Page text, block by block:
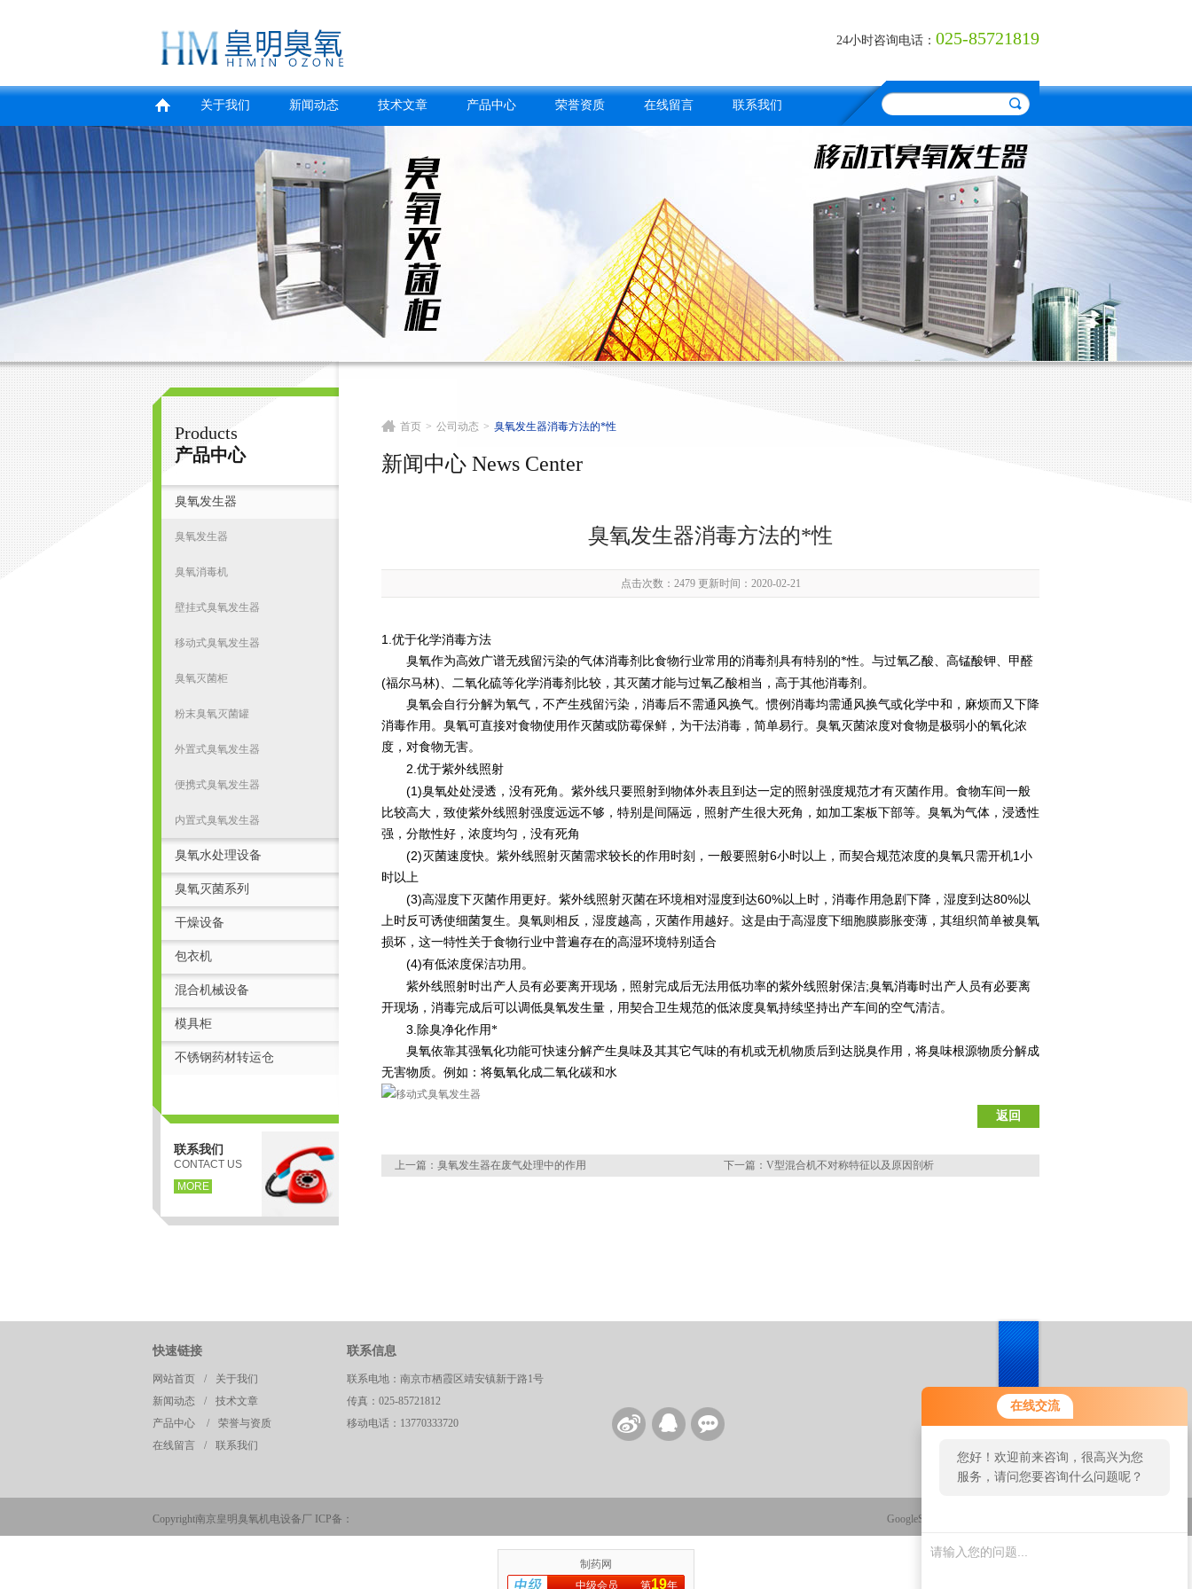
在线交流
您好！欢迎前来咨询，很高兴为您
服务，请问您要咨询什么问题呢？
南京皇明臭氧机电设备厂
24小时咨询电话： 025-85721819
页
关于我们 新闻动态 技术文章 产品中心 荣誉资质 在线留言 联系我们
Products
产品中心
臭氧发生器
臭氧发生器
臭氧消毒机
壁挂式臭氧发生器
移动式臭氧发生器
臭氧灭菌柜
粉末臭氧灭菌罐
外置式臭氧发生器
便携式臭氧发生器
内置式臭氧发生器
臭氧水处理设备
臭氧灭菌系列
干燥设备
包衣机
混合机械设备
模具柜
不锈钢药材转运仓
联系我们
CONTACT US
MORE
首页 > 公司动态 > 臭氧发生器消毒方法的*性
新闻中心 News Center
臭氧发生器消毒方法的*性
点击次数：2479 更新时间：2020-02-21
1. 优于化学消毒方法
臭氧作为高效广谱无残留污染的气体消毒剂比食物行业常用的消毒剂具有特别的*性。与过氧乙酸、高锰酸钾、甲醛
(福尔马林)、二氧化硫等化学消毒剂比较，其灭菌才能与过氧乙酸相当，高于其他消毒剂。
臭氧会自行分解为氧气，不产生残留污染，消毒后不需通风换气。惯例消毒均需通风换气或化学中和，麻烦而又下降
消毒作用。臭氧可直接对食物使用作灭菌或防霉保鲜，为干法消毒，简单易行。臭氧灭菌浓度对食物是极弱小的氧化浓
度，对食物无害。
2. 优于紫外线照射
(1)臭氧处处浸透，没有死角。紫外线只要照射到物体外表且到达一定的照射强度规范才有灭菌作用。食物车间一般
比较高大，致使紫外线照射强度远远不够，特别是间隔远，照射产生很大死角，如加工案板下部等。臭氧为气体，浸透性
强，分散性好，浓度均匀，没有死角
(2) 灭菌速度快。紫外线照射灭菌需求较长的作用时刻，一般要照射6小时以上，而契合规范浓度的臭氧只需开机1 小
时以上
(3)高湿度下灭菌作用更好。紫外线照射灭菌在环境相对湿度到达60%以上时，消毒作用急剧下降，湿度到达80%以
上时反可诱使细菌复生。臭氧则相反，湿度越高，灭菌作用越好。这是由于高湿度下细胞膜膨胀变薄，其组织简单被臭氧
损坏，这一特性关于食物行业中普遍存在的高湿环境特别适合
(4)有低浓度保洁功用。
紫外线照射时出产人员有必要离开现场，照射完成后无法用低功率的紫外线照射保洁;臭氧消毒时出产人员有必要离
开现场，消毒完成后可以调低臭氧发生量，用契合卫生规范的低浓度臭氧持续坚持出产车间的空气清洁。
3. 除臭净化作用*
臭氧依靠其强氧化功能可快速分解产生臭味及其其它气味的有机或无机物质后到达脱臭作用，将臭味根源物质分解成
无害物质。例如：将氨氧化成二氧化碳和水
返回
上一篇： 臭氧发生器在废气处理中的作用 下一篇： V型混合机不对称特征以及原因剖析
快速链接
网站首页 /
关于我们
新闻动态
/
技术文章
产品中心
/
荣誉与资质
在线留言
/ 联系我们
联系信息
联系电地：南京市栖霞区靖安镇新于路1号
传真：025-85721812
移动电话：13770333720
Copyright南京皇明臭氧机电设备厂 ICP备： GoogleSitemap
制药网
中级会员
第19年